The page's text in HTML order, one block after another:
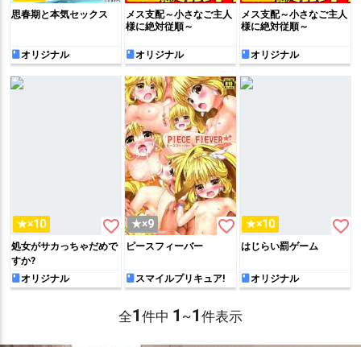
思春期と本気セックス
オリジナル
メス支配～小さなご主人
様に絶対従順～
オリジナル
メス支配～小さなご主人
様に絶対従順～
オリジナル
★×10 favorite_border
処女がサカっちゃだめで
すか?
オリジナル
★×9 favorite_border
ピースフィーバー
スマイルプリキュア!
★×10 favorite_border
はじらい罰ゲーム
オリジナル
全1件中 1 ~1件表示